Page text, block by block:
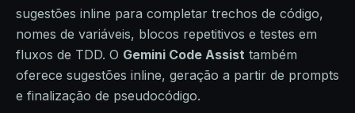
sugestões inline para completar trechos de código,
nomes de variáveis, blocos repetitivos e testes em
fluxos de TDD. O Gemini Code Assist também
oferece sugestões inline, geração a partir de prompts
e finalização de pseudocódigo.